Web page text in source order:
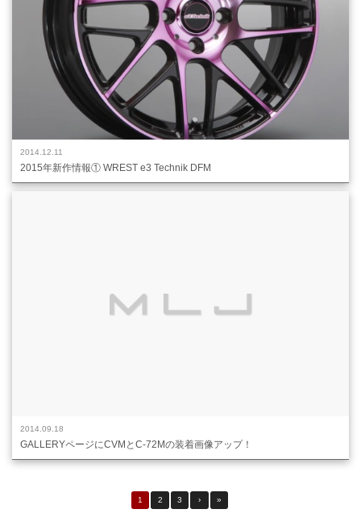
2014.12.11
2015年新作情報① WREST e3 Technik DFM
2014.09.18
GALLERYページにCVMとC-72Mの装着画像アップ！
1 2 3 › »